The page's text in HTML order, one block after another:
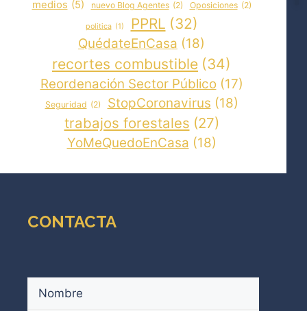
medios (5) nuevo Blog Agentes (2) Oposiciones (2)
politica (1) PPRL (32)
QuédateEnCasa (18)
recortes combustible (34)
Reordenación Sector Público (17)
Seguridad (2) StopCoronavirus (18)
trabajos forestales (27)
YoMeQuedoEnCasa (18)
CONTACTA